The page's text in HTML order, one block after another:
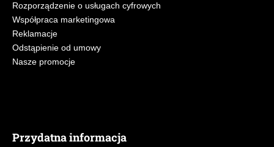
Rozporządzenie o usługach cyfrowych
Współpraca marketingowa
Reklamacje
Odstąpienie od umowy
Nasze promocje
Przydatna informacja